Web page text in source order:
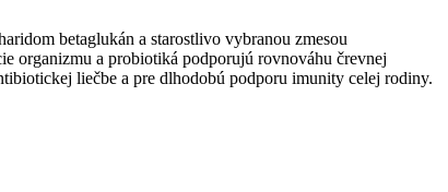
betaglukán a starostlivo vybranou zmesou
organizmu a probiotiká podporujú rovnováhu črevnej
liečbe a pre dlhodobú podporu imunity celej rodiny.